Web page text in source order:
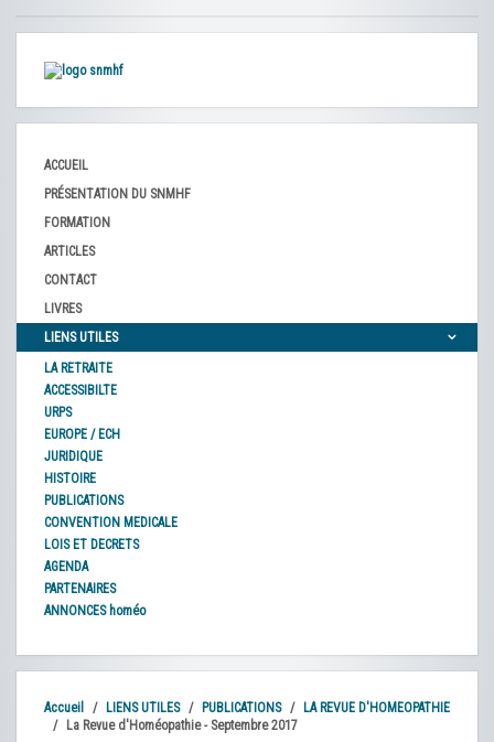
ACCUEIL
PRÉSENTATION DU SNMHF
FORMATION
ARTICLES
CONTACT
LIVRES
LIENS UTILES
LA RETRAITE
ACCESSIBILTE
URPS
EUROPE / ECH
JURIDIQUE
HISTOIRE
PUBLICATIONS
CONVENTION MEDICALE
LOIS ET DECRETS
AGENDA
PARTENAIRES
ANNONCES homéo
Accueil LIENS UTILES PUBLICATIONS
LA REVUE D'HOMEOPATHIE
La Revue d'Homéopathie - Septembre 2017